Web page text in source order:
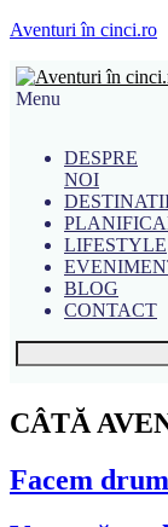
Aventuri în cinci.ro
Menu
DESPRE
NOI
LIFESTYLE
BLOG
CONTACT
CÂTĂ
Facem